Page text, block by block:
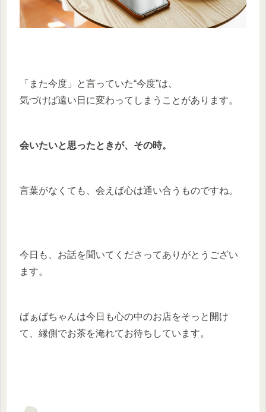
「また今度」と言っていた“今度”は、
気づけば遠い日に変わってしまうことがあります。
会いたいと思ったときが、その時。
言葉がなくても、会えば心は通い合うものですね。
今日も、お話を聞いてくださってありがとうござい
ます。
ばぁばちゃんは今日も心の中のお店をそっと開け
て、縁側でお茶を淹れてお待ちしています。